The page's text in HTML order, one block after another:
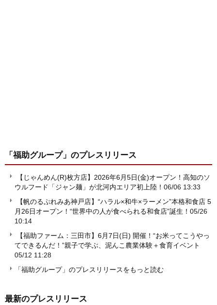
「福助グループ」 のプレスリリース
【じゃんめん(R)枚方店】2026年6月5日(金)オープン！高知のソ
ウルフード「ジャン麺」が北河内エリア初上陸！ 06/06 13:33
【帆のるぷれみあ神戸店】“ハラル×和牛×ラーメン”本格和食店 5
月26日オープン！“世界中の人が食べられる和食店”誕生！ 05/26
10:14
【福助ファーム：三田市】6月7日(日) 開催！“お米ってこうやっ
てできるんだ！”親子で学ぶ、泥んこ農業体験＋食育イベント
05/12 11:28
「福助グループ」のプレスリリースをもっと読む
最新のプレスリリース